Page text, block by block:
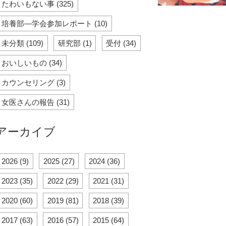
たわいもない事 (325)
培養部―学会参加レポート (10)
未分類 (109) 研究部 (1) 受付 (34)
おいしいもの (34)
カウンセリング (3)
女医さんの報告 (31)
ーカイブ
2026 (9) 2025 (27) 2024 (36)
2023 (35) 2022 (29) 2021 (31)
2020 (60) 2019 (81) 2018 (39)
2017 (63) 2016 (57) 2015 (64)